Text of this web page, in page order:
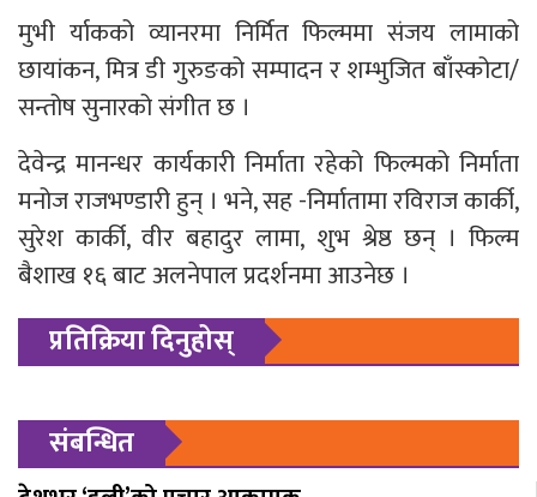
मुभी र्याकको व्यानरमा निर्मित फिल्ममा संजय लामाको
छायांकन, मित्र डी गुरुङको सम्पादन र शम्भुजित बाँस्कोटा/
सन्तोष सुनारको संगीत छ ।
देवेन्द्र मानन्धर कार्यकारी निर्माता रहेको फिल्मको निर्माता
मनोज राजभण्डारी हुन् । भने, सह -निर्मातामा रविराज कार्की,
सुरेश कार्की, वीर बहादुर लामा, शुभ श्रेष्ठ छन् । फिल्म
बैशाख १६ बाट अलनेपाल प्रदर्शनमा आउनेछ ।
प्रतिक्रिया दिनुहोस्
संबन्धित